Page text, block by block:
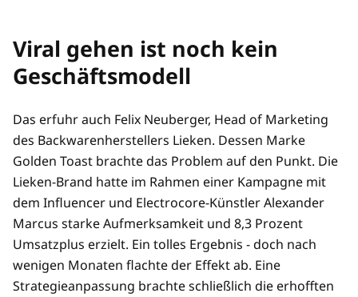
Viral gehen ist noch kein
Geschäftsmodell
Das erfuhr auch Felix Neuberger, Head of Marketing
des Backwarenherstellers Lieken. Dessen Marke
Golden Toast brachte das Problem auf den Punkt. Die
Lieken-Brand hatte im Rahmen einer Kampagne mit
dem Influencer und Electrocore-Künstler Alexander
Marcus starke Aufmerksamkeit und 8,3 Prozent
Umsatzplus erzielt. Ein tolles Ergebnis - doch nach
wenigen Monaten flachte der Effekt ab. Eine
Strategieanpassung brachte schließlich die erhofften